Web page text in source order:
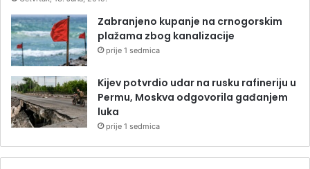
Zabranjeno kupanje na crnogorskim
plažama zbog kanalizacije
prije 1 sedmica
Kijev potvrdio udar na rusku rafineriju u
Permu, Moskva odgovorila gađanjem
luka
prije 1 sedmica